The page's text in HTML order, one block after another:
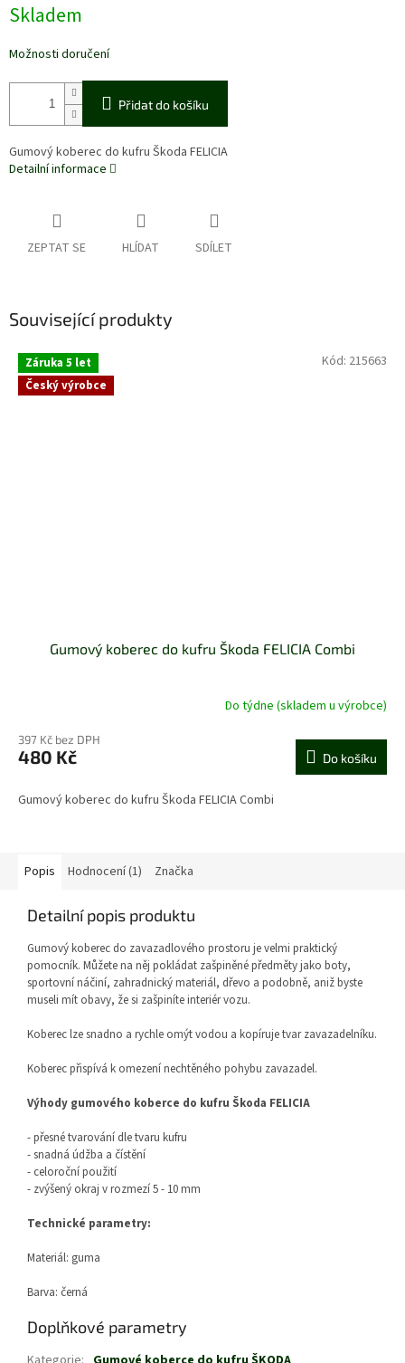
cena:
Skladem
Možnosti doručení
Přidat do košíku
Gumový koberec do kufru Škoda FELICIA
Detailní informace
ZEPTAT SE HLÍDAT SDÍLET
Související produkty
Záruka 5 let
Český výrobce
Gumový koberec do kufru Škoda FELICIA Combi
Do týdne (skladem u výrobce)
397 Kč bez DPH
480 Kč Do košíku
Gumový koberec do kufru Škoda FELICIA Combi
Kód: 215663
Popis Hodnocení (1) Značka
Detailní popis produktu
Gumový koberec do zavazadlového prostoru je velmi praktický
pomocník. Můžete na něj pokládat zašpiněné předměty jako boty,
sportovní náčiní, zahradnický materiál, dřevo a podobně, aniž byste
museli mít obavy, že si zašpiníte interiér vozu.
Koberec lze snadno a rychle omýt vodou a kopíruje tvar zavazadelníku.
Koberec přispívá k omezení nechtěného pohybu zavazadel.
Výhody gumového koberce do kufru Škoda FELICIA
- přesné tvarování dle tvaru kufru
- snadná údžba a čístění
- celoroční použití
- zvýšený okraj v rozmezí 5 - 10 mm
Technické parametry:
Materiál: guma
Barva: černá
Doplňkové parametry